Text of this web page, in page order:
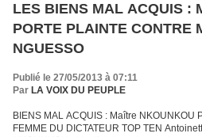
LES BIENS MAL ACQUIS :
PORTE PLAINTE CONTRE
NGUESSO
Publié le 27/05/2013 à 07:11
Par LA VOIX DU PEUPLE
BIENS MAL ACQUIS : Maître NKOUNKOU
FEMME DU DICTATEUR TOP TEN